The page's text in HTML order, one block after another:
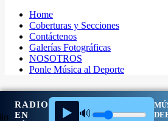
RADIO
EN
▶️ 🔊
Home
Coberturas y Secciones
Contáctenos
Galerías Fotográficas
NOSOTROS
Ponle Música al Deporte